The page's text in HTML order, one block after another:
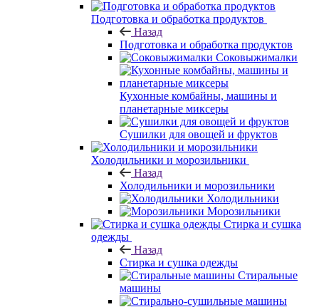
Подготовка и обработка продуктов
Назад
Подготовка и обработка продуктов
Соковыжималки
Кухонные комбайны, машины и
планетарные миксеры
Сушилки для овощей и фруктов
Холодильники и морозильники
Назад
Холодильники и морозильники
Холодильники
Морозильники
Стирка и сушка
одежды
Назад
Стирка и сушка одежды
Стиральные
машины